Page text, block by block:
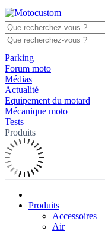
Parking
Forum moto
Médias
Actualité
Equipement du motard
Mécanique moto
Tests
Produits
Produits
Accessoires
Air